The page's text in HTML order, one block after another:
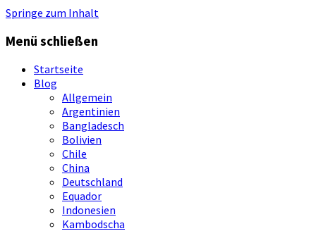
Springe zum Inhalt
Menü schließen
Startseite
Blog
Allgemein
Argentinien
Bangladesch
Bolivien
Chile
China
Deutschland
Equador
Indonesien
Kambodscha